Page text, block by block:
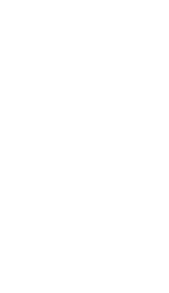
CF8) Ду 32-Ду200
с эпоксидным покрытием) Ду32-Ду200